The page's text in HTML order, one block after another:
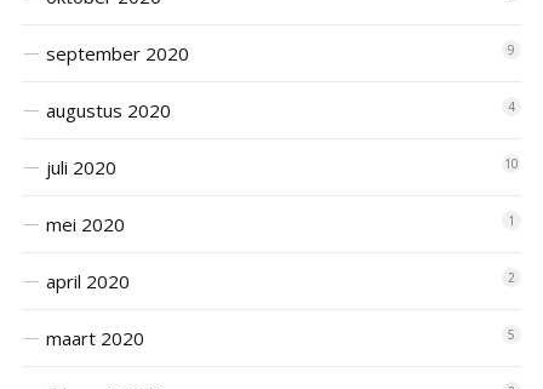
september 2020 9
augustus 2020 4
juli 2020 10
mei 2020 1
april 2020 2
maart 2020 5